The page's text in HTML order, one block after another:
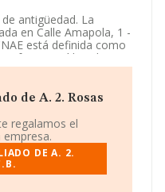
antigüedad. La
en Calle Amapola, 1 -
está definida como
forma jurídica de
de A. 2. Rosas
regalamos el
DE A. 2.